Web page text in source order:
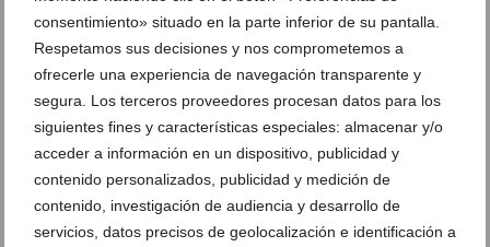
consentimiento» situado en la parte inferior de su pantalla.
Respetamos sus decisiones y nos comprometemos a
ofrecerle una experiencia de navegación transparente y
segura. Los terceros proveedores procesan datos para los
siguientes fines y características especiales: almacenar y/o
acceder a información en un dispositivo, publicidad y
contenido personalizados, publicidad y medición de
contenido, investigación de audiencia y desarrollo de
servicios, datos precisos de geolocalización e identificación a
Exposición ‘Scrapology’ de Imma
Soler Blasco de Xàbia (45)
Exposición ‘Scrapology’ de Imma
Soler Blasco de Xàbia (46)
Exposición ‘Scrapology’ de Imma
Mengual y Nina Llorens en el Museu
Soler Blasco de Xàbia (47)
Exposición ‘Scrapology’ de Imma
Mengual y Nina Llorens en el Museu
Soler Blasco de Xàbia (48)